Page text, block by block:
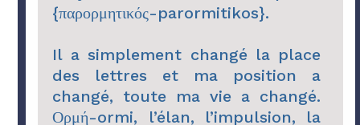
{παρορμητικός-parormitikos}.
Il a simplement changé la place
des lettres et ma position a
changé, toute ma vie a changé.
Ορμή-ormi, l’élan, l’impulsion, la